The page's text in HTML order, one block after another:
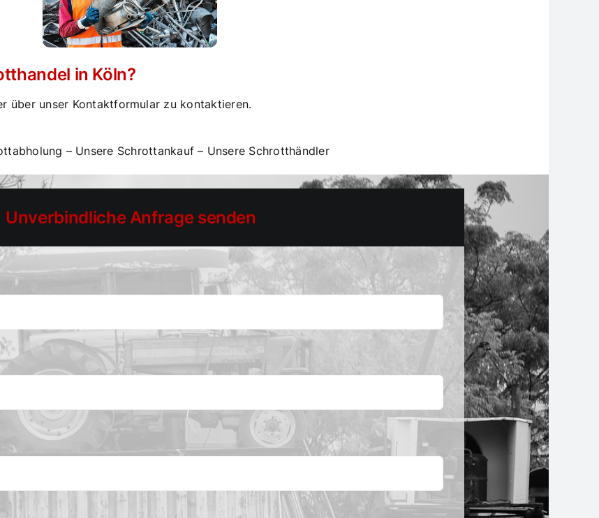
in Köln?
über unser Kontaktformular zu kontaktieren.
– Unsere Schrottankauf – Unsere Schrotthändler
Unverbindliche Anfrage senden